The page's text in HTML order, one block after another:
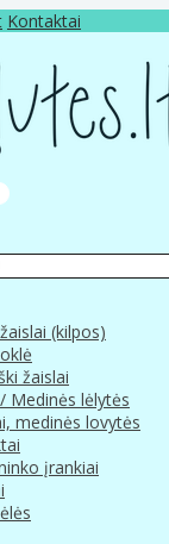
Kontaktai
(kilpos)
žaislai
Medinės lėlytės
medinės lovytės
įrankiai